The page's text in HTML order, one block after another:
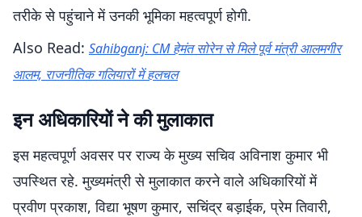
तरीके से पहुंचाने में उनकी भूमिका महत्वपूर्ण होगी.
Also Read: Sahibganj: CM हेमंत सोरेन से मिले पूर्व मंत्री आलमगीर
आलम, राजनीतिक गलियारों में हलचल
इन अधिकारियों ने की मुलाकात
इस महत्वपूर्ण अवसर पर राज्य के मुख्य सचिव अविनाश कुमार भी
उपस्थित रहे. मुख्यमंत्री से मुलाकात करने वाले अधिकारियों में
प्रवीण प्रकाश, विद्या भूषण कुमार, सचिंद्र बड़ाईक, प्रेम तिवारी,